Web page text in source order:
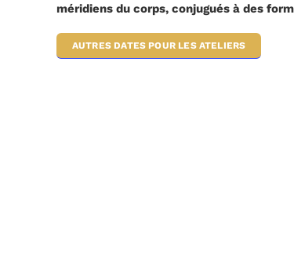
méridiens du corps, conjugués à des
AUTRES DATES POUR LES ATELIERS